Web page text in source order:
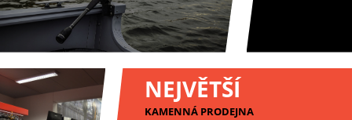
NEJVĚTŠÍ
KAMENNÁ PRODEJNA